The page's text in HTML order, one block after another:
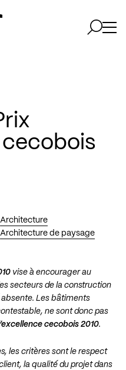
Architecture
Architecture de paysage
vise à encourager au
secteurs de la construction
absente. Les bâtiments
ne sont donc pas
cecobois 2010.
les critères sont le respect
la qualité du projet dans